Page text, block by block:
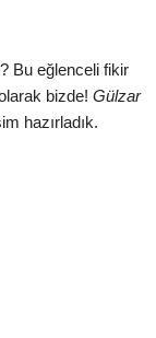
Bu eğlenceli fikir
bizde!Gülzar
hazırladık.